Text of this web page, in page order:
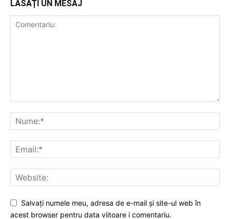
LĂSAȚI UN MESAJ
Salvați numele meu, adresa de e-mail și site-ul web în
acest browser pentru data viitoare i comentariu.